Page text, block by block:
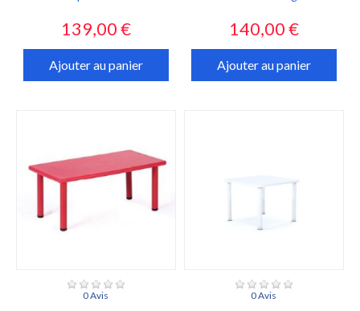
Prix
139,00 €
Ajouter au panier
Prix
140,00 €
Ajouter au panier
0 Avis 0 Avis